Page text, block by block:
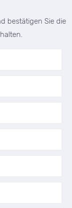
bestätigen Sie die